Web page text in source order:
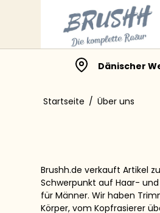
Dänischer
Startseite / Über uns
Brushh.de verkauft Artikel
Schwerpunkt auf Haar-
für Männer. Wir haben
Körper, vom Kopfrasierer